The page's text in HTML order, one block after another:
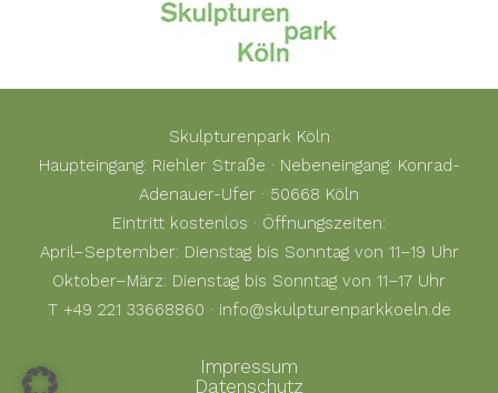
Skulpturenpark Köln
Haupteingang: Riehler Straße · Nebeneingang: Konrad-
Adenauer-Ufer · 50668 Köln
Eintritt kostenlos · Öffnungszeiten:
April–September: Dienstag bis Sonntag von 11–19 Uhr
Oktober–März: Dienstag bis Sonntag von 11–17 Uhr
T +49 221 33668860 · info@skulpturenparkkoeln.de
Impressum
Datenschutz